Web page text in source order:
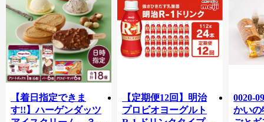
【着日指定できま
す!!】ハーゲンダッツ
【定期便12回】明治
プロビオヨーグルト
0020-
かいの